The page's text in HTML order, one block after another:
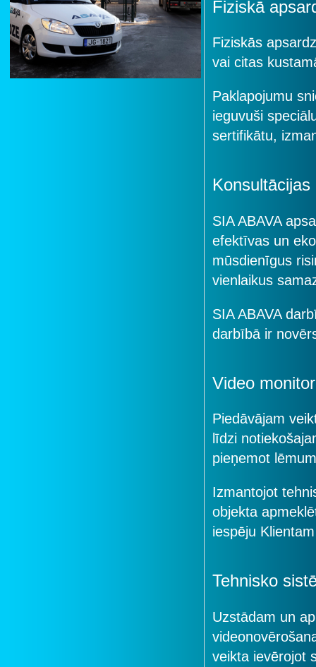
Fiziskā
Fiziskās
vai citas
Paklapojumu
ieguvuši
sertifikātu,
SIA ABAVA
efektīvas un
mūsdienīgus
vienlaikus
SIA ABAVA
darbībā ir
Video
Piedāvājam
līdzi
pieņemot
Izmantojot
objekta
iespēju
Tehnisko
Uzstādam un
veikta ievērojot